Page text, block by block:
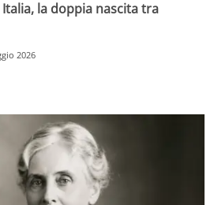
la doppia nascita tra
2026